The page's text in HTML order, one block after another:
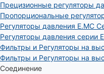
Прецизионные регуляторы
Пропорциональные
Регуляторы давления E.MC
Регуляторы давления серии
Фильтры и Регуляторы на
Фильтры и Регуляторы на
Соединение